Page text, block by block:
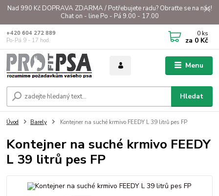
Nad 990 Kč DOPRAVA ZDARMA / Potřebujete radu? Obraťte se na nás!
Chat on - line Po - Pá 9.00 - 17.00
Menu
Hledat
+420 604 272 889
Po-Pá 9 - 17 hod.
0 ks
za 0 Kč
Úvod Barely Kontejner na suché krmivo FEEDY L 39 litrů pes FP
Kontejner na suché krmivo FEEDY
L 39 litrů pes FP